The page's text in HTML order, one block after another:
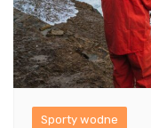
Sporty wodne